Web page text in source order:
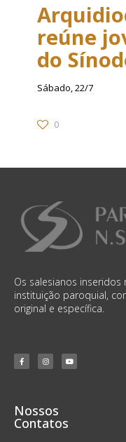
reúne
do
Sábado, 22/7
0
Os salesianos inseridos
instituição paroquial,
original e específica.
Nossos
Contatos